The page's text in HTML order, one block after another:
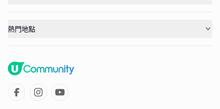
熱門地點